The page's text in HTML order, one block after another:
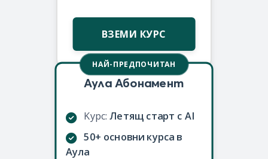
ВЗЕМИ КУРС
НАЙ-ПРЕДПОЧИТАН
Аула Абонамент
Kурс:Летящ старт с AI
50+ основни курса в
Аула